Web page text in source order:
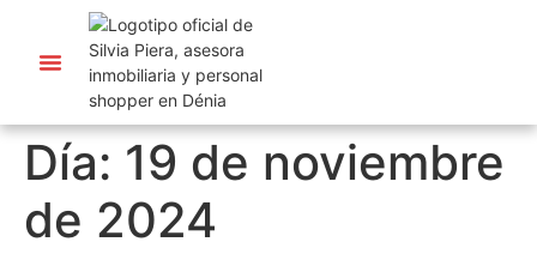
Día: 19 de noviembre
de 2024